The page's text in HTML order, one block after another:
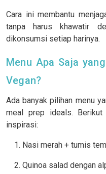
Cara ini membantu
tanpa harus khawatir
dikonsumsi setiap harinya.
Menu Apa Saja
Vegan?
Ada banyak pilihan menu
meal prep ideals.
inspirasi:
Nasi merah + tumis
Quinoa salad dengan